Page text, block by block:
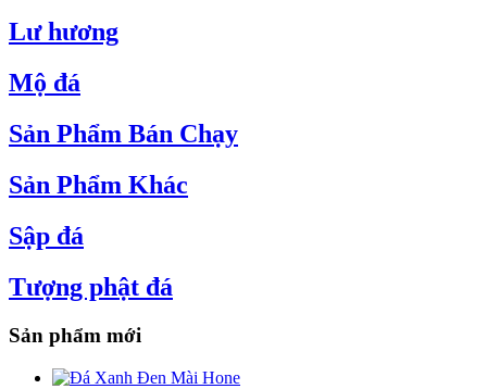
Lư hương
Mộ đá
Sản Phẩm Bán Chạy
Sản Phẩm Khác
Sập đá
Tượng phật đá
Sản phẩm mới